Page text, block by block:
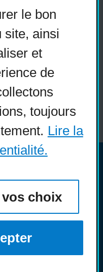
le bon
site, ainsi
et
de
toujours
Lire la
choix
B.
témoins